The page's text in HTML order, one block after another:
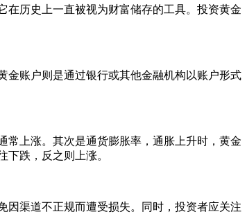
在历史上一直被视为财富储存的工具。投资黄金
金账户则是通过银行或其他金融机构以账户形式
常上涨。其次是通货膨胀率，通胀上升时，黄金
跌，反之则上涨。
因渠道不正规而遭受损失。同时，投资者应关注